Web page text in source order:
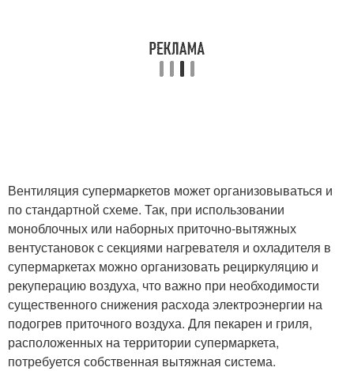
Вентиляция супермаркетов может организовываться и
по стандартной схеме. Так, при использовании
моноблочных или наборных приточно-вытяжных
вентустановок с секциями нагревателя и охладителя в
супермаркетах можно организовать рециркуляцию и
рекуперацию воздуха, что важно при необходимости
существенного снижения расхода электроэнергии на
подогрев приточного воздуха. Для пекарен и гриля,
расположенных на территории супермаркета,
потребуется собственная вытяжная система.